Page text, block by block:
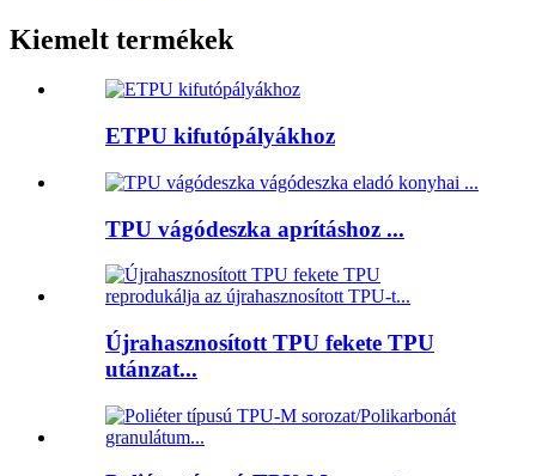
Kiemelt termékek
ETPU kifutópályákhoz
TPU vágódeszka aprításhoz ...
Újrahasznosított TPU fekete TPU
utánzat...